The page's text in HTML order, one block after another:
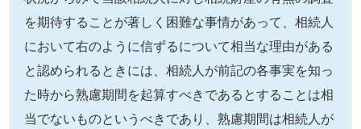
を期待することが著しく困難な事情があって、相続人
において右のように信ずるについて相当な理由がある
と認められるときには、相続人が前記の各事実を知っ
た時から熟慮期間を起算すべきであるとすることは相
当でないものというべきであり、熟慮期間は相続人が